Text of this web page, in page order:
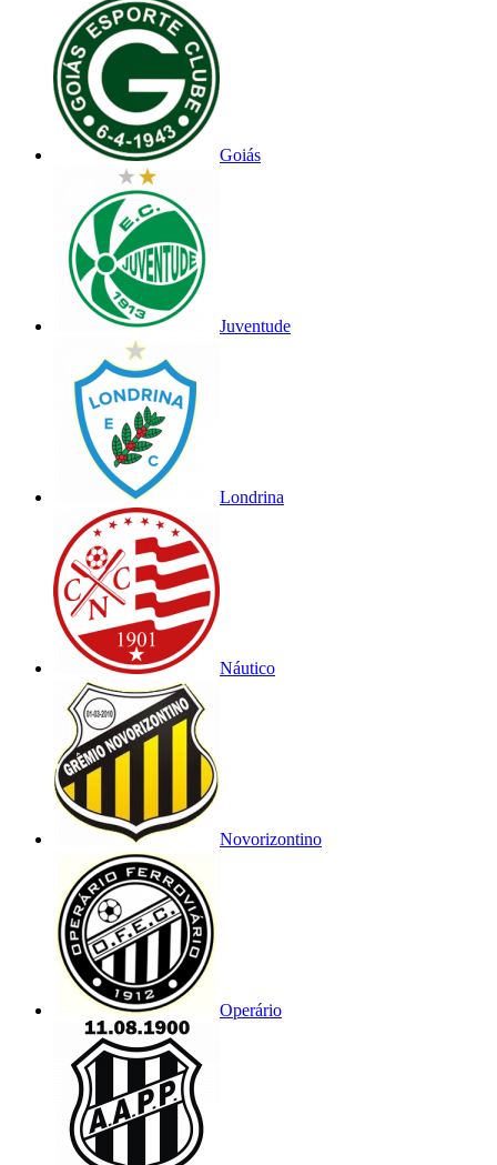
Goiás
Juventude
Londrina
Náutico
Novorizontino
Operário